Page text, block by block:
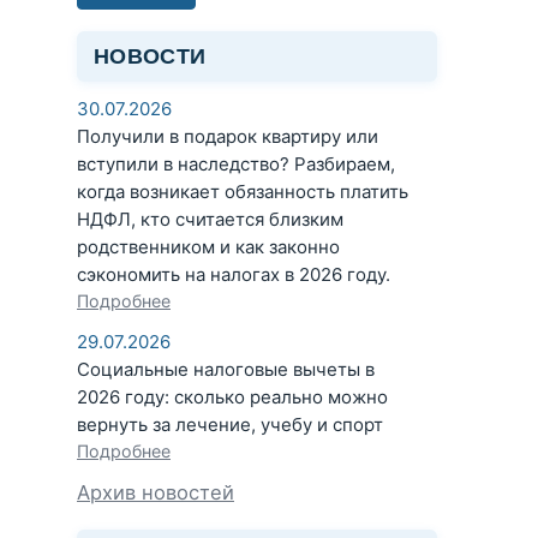
НОВОСТИ
30.07.2026
Получили в подарок квартиру или
вступили в наследство? Разбираем,
когда возникает обязанность платить
НДФЛ, кто считается близким
родственником и как законно
сэкономить на налогах в 2026 году.
Подробнее
29.07.2026
Социальные налоговые вычеты в
2026 году: сколько реально можно
вернуть за лечение, учебу и спорт
Подробнее
Архив новостей